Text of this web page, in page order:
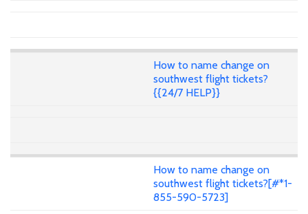
How to name change on
southwest flight tickets?
{{24/7 HELP}}
How to name change on
southwest flight tickets?[#*1-
855-590-5723]